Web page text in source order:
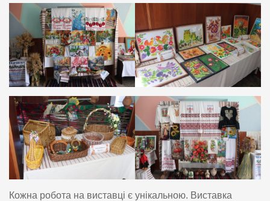
Кожна робота на виставці є унікальною. Виставка